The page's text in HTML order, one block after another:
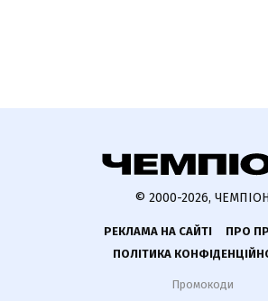
© 2000-2026, ЧЕМПІОН
РЕКЛАМА НА САЙТІ
ПРО
ПОЛІТИКА
Промокоди